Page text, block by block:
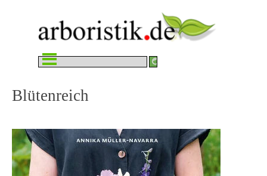
Menü überspringen
Blütenreich